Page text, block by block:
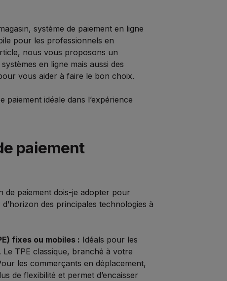
système de paiement en ligne
pour les professionnels en
nous vous proposons un
en ligne mais aussi des
vous aider à faire le bon choix.
idéale dans l’expérience
paiement
de paiement dois-je adopter pour
des principales technologies à
fixes ou mobiles : Idéals pour les
TPE classique, branché à votre
les commerçants en déplacement,
de flexibilité et permet d’encaisser